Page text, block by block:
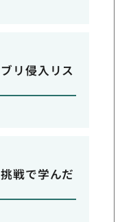
リ侵入リス
戦で学んだ